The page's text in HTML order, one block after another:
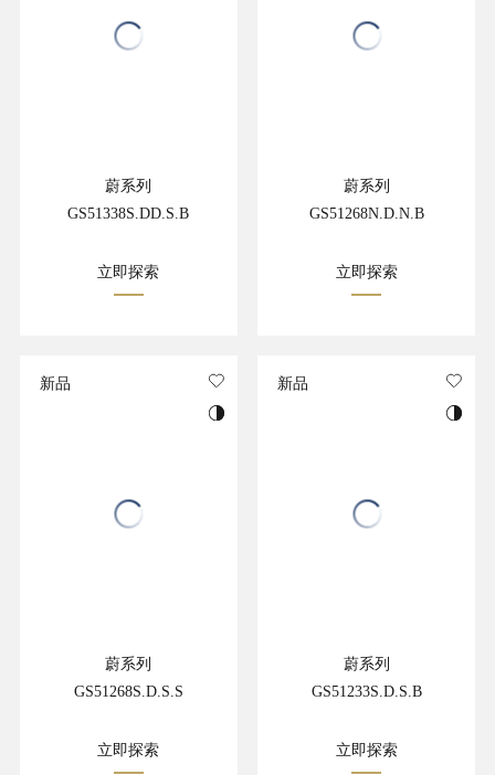
蔚系列
GS51338S.DD.S.B
立即探索
蔚系列
GS51268N.D.N.B
立即探索
蔚系列
GS51268S.D.S.S
立即探索
新品
蔚系列
GS51233S.D.S.B
立即探索
新品